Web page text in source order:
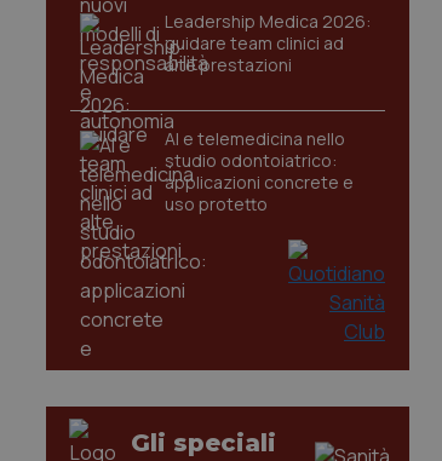
Leadership Medica 2026:
guidare team clinici ad
alte prestazioni
AI e telemedicina nello
studio odontoiatrico:
applicazioni concrete e
uso protetto
Gli speciali